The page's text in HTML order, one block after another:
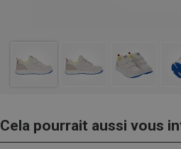
Cela pourrait aussi vous